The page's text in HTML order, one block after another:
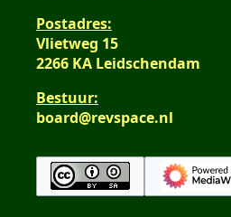
Postadres:
Vlietweg 15
2266 KA Leidschendam
Bestuur:
board@revspace.nl